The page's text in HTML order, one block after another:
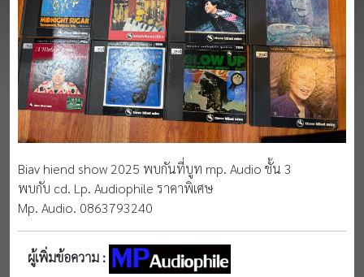
Biav hiend show 2025 พบกันที่บูท mp. Audio ชั้น 3
พบกับ cd. Lp. Audiophile ราคาพิเศษ
Mp. Audio. 0863793240
ผู้เพิ่มข้อความ :